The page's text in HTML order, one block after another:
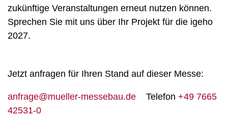
zukünftige Veranstaltungen erneut nutzen können.
Sprechen Sie mit uns über Ihr Projekt für die igeho
2027.
Jetzt anfragen für Ihren Stand auf dieser Messe:
anfrage@mueller-messebau.de Telefon +49 7665
42531-0